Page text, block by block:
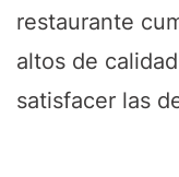
restaurante
altos de
satisfacer las